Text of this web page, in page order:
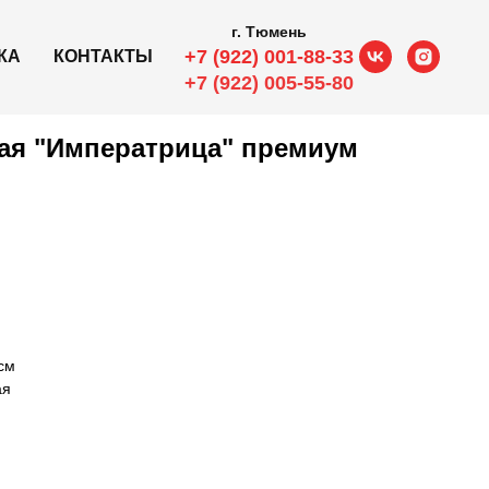
КОНТАКТЫ
г. Тюмень
+7 (922) 001-88-33
+7 (922) 005-55-80
"Императрица" премиум